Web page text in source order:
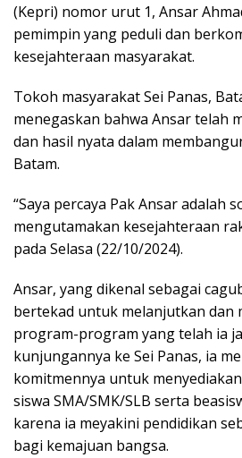
(Kepri) nomor urut 1, Ansar
pemimpin yang peduli dan
kesejahteraan masyarakat.
Tokoh masyarakat Sei Panas,
menegaskan bahwa Ansar telah
dan hasil nyata dalam
Batam.
“Saya percaya Pak Ansar adalah
mengutamakan kesejahteraan
pada Selasa (22/10/2024).
Ansar, yang dikenal sebagai
bertekad untuk melanjutkan dan
program-program yang telah ia
kunjungannya ke Sei Panas, ia
komitmennya untuk
siswa SMA/SMK/SLB serta
karena ia meyakini pendidikan
bagi kemajuan bangsa.